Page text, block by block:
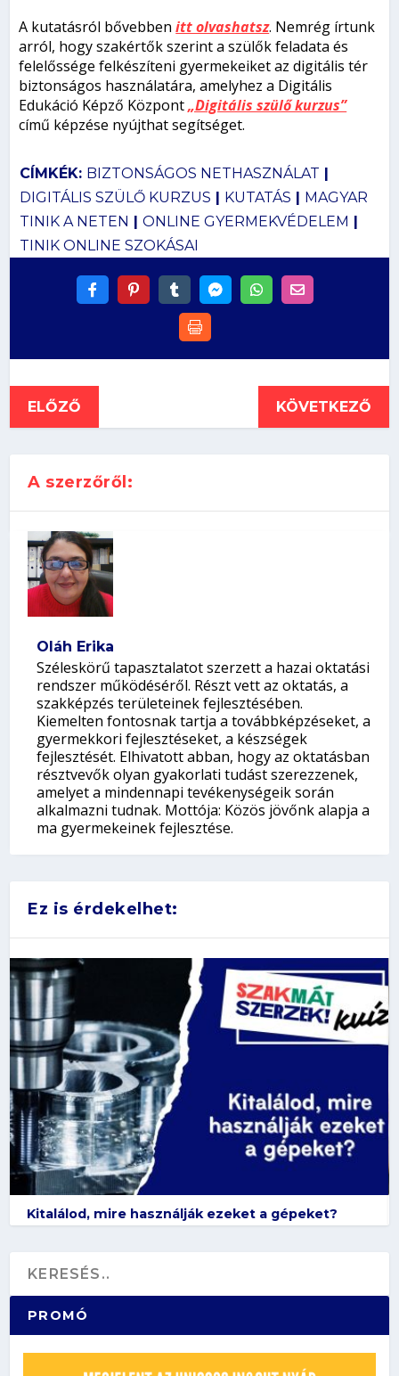
A kutatásról bővebbenitt olvashatsz. Nemrég írtunk
arról, hogy szakértők szerint a szülők feladata és
felelőssége felkészíteni gyermekeiket az digitális tér
biztonságos használatára, amelyhez a Digitális
Edukáció Képző Központ„Digitális szülő kurzus”
című képzése nyújthat segítséget.
CÍMKÉK: BIZTONSÁGOS NETHASZNÁLAT |
DIGITÁLIS SZÜLŐ KURZUS | KUTATÁS | MAGYAR
TINIK A NETEN | ONLINE GYERMEKVÉDELEM |
TINIK ONLINE SZOKÁSAI
ELŐZŐ KÖVETKEZŐ
A szerzőről:
Oláh Erika
Széleskörű tapasztalatot szerzett a hazai oktatási
rendszer működéséről. Részt vett az oktatás, a
szakképzés területeinek fejlesztésében.
Kiemelten fontosnak tartja a továbbképzéseket, a
gyermekkori fejlesztéseket, a készségek
fejlesztését. Elhivatott abban, hogy az oktatásban
résztvevők olyan gyakorlati tudást szerezzenek,
amelyet a mindennapi tevékenységeik során
alkalmazni tudnak. Mottója: Közös jövőnk alapja a
ma gyermekeinek fejlesztése.
Ez is érdekelhet:
Kitalálod, mire használják ezeket a gépeket?
PROMÓ